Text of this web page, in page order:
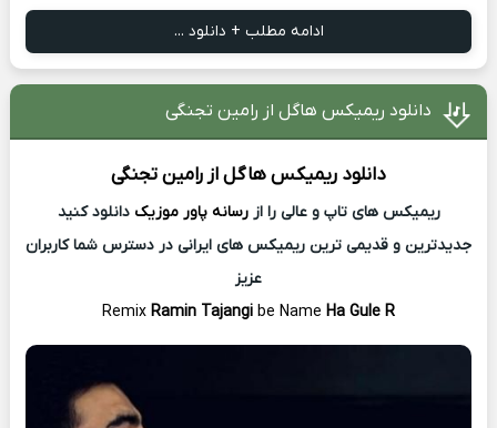
ادامه مطلب + دانلود ...
دانلود ریمیکس هاگل از رامین تجنگی
دانلود ریمیکسهاگل ازرامین تجنگی
ریمیکس های تاپ و عالی را از رسانه پاور موزیک دانلود کنید
جدیدترین و قدیمی ترین ریمیکس های ایرانی در دسترس شما کاربران
عزیز
Remix Ramin Tajangi be Name Ha Gule R